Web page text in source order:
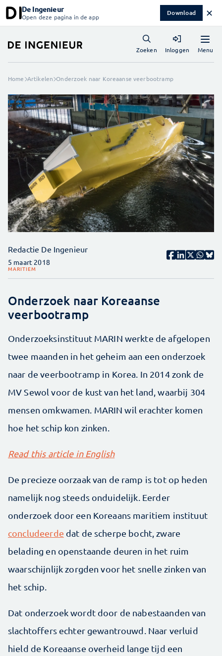
De Ingenieur
Open deze pagina in de app Download ✕
Menu
Zoeken Inloggen
Home Artikelen Onderzoek naar Koreaanse veerbootramp
Redactie De Ingenieur
5 maart 2018
MARITIEM
Onderzoek naar Koreaanse
veerbootramp
Onderzoeksinstituut MARIN werkte de afgelopen
twee maanden in het geheim aan een onderzoek
naar de veerbootramp in Korea. In 2014 zonk de
MV Sewol voor de kust van het land, waarbij 304
mensen omkwamen. MARIN wil erachter komen
hoe het schip kon zinken.
Read this article in English
De precieze oorzaak van de ramp is tot op heden
namelijk nog steeds onduidelijk. Eerder
onderzoek door een Koreaans maritiem instituut
concludeerde dat de scherpe bocht, zware
belading en openstaande deuren in het ruim
waarschijnlijk zorgden voor het snelle zinken van
het schip.
Dat onderzoek wordt door de nabestaanden van
slachtoffers echter gewantrouwd. Naar verluid
hield de Koreaanse overheid lange tijd een